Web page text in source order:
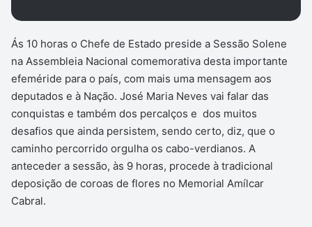
Ás 10 horas o Chefe de Estado preside a Sessão Solene
na Assembleia Nacional comemorativa desta importante
efeméride para o país, com mais uma mensagem aos
deputados e à Nação. José Maria Neves vai falar das
conquistas e também dos percalços e dos muitos
desafios que ainda persistem, sendo certo, diz, que o
caminho percorrido orgulha os cabo-verdianos. A
anteceder a sessão, às 9 horas, procede à tradicional
deposição de coroas de flores no Memorial Amílcar
Cabral.